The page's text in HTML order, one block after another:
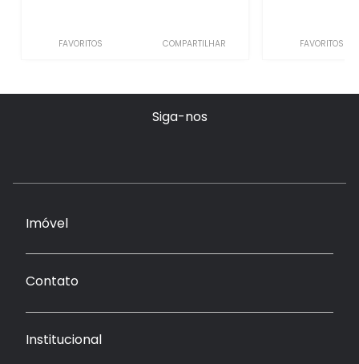
FAVORITOS COMPARTILHAR FAVORITOS
Siga-nos
Imóvel
Contato
Institucional